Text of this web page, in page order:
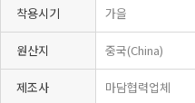
착용시기 가을
원산지 중국(China)
제조사 마담협력업체